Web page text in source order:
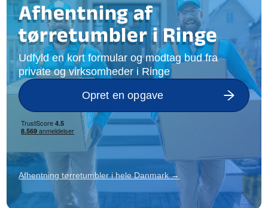
Afhentning af
tørretumbler i Ringe
Udfyld en kort formular og modtag bud fra
private og virksomheder i Ringe
Opret en opgave
Afhentning tørretumbler i hele Danmark →